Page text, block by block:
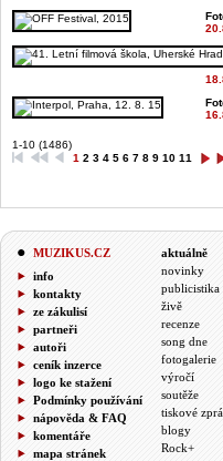
1-10 (1486)
1 2 3 4 5 6 7 8 9 10 11
MUZIKUS.CZ
info
kontakty
ze zákulisí
partneři
autoři
ceník inzerce
logo ke stažení
Podmínky používání
nápověda & FAQ
komentáře
mapa stránek
aktuálně
novinky
publicistika
živě
recenze
song dne
fotogalerie
výročí
soutěže
tiskové
blogy
Rock+